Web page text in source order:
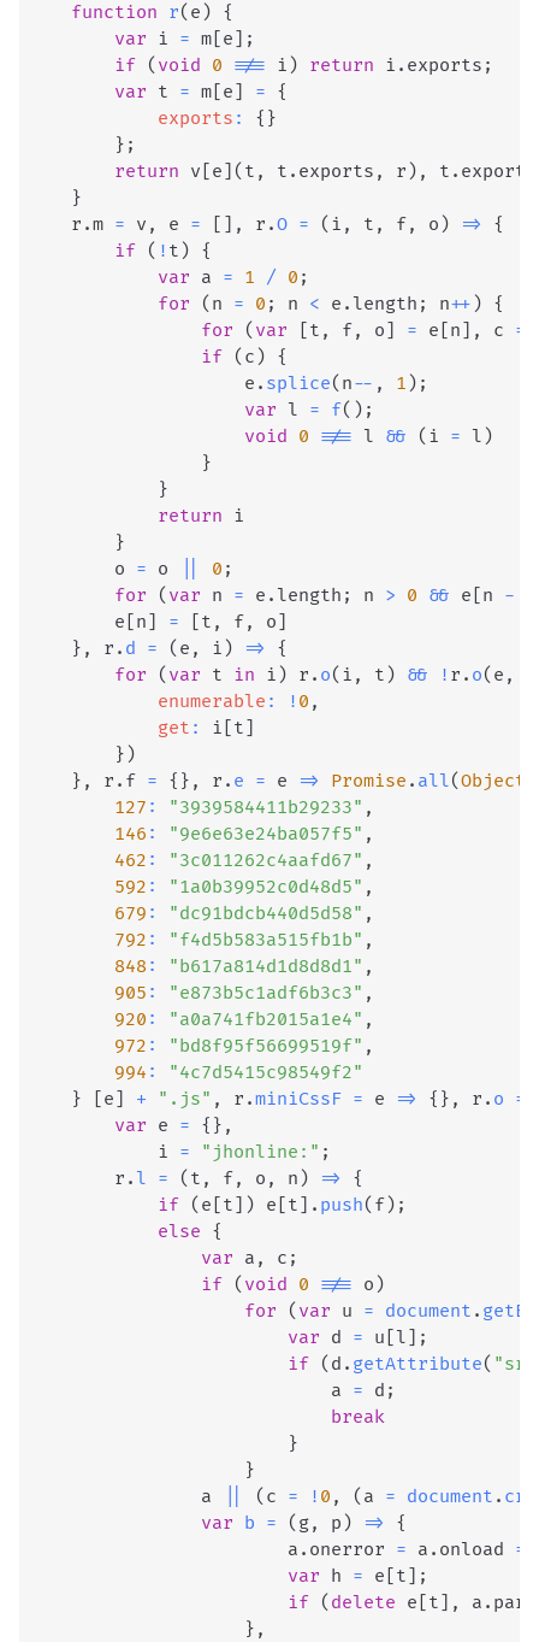
function r( e ) {
var i = m [e] ;
if ( void 0 !== i ) return i . exports ;
var t = m [e] = {
exports : { }
} ;
return v [e] ( t , t . exports , r ) , t . exports
}
    r
.m = v , e = [ ] , r .O = ( i , t , f, o ) =>
{
if ( ! t ) {
var a = 1 / 0 ;
for
( n = 0 ; n < e . length ; n++ ) {
for
( var [t , f, o] = e [n] , c =
if ( c ) {
                    e
. splice( n-- , 1 ) ;
var l = f( ) ;
void 0 !== l && ( i = l )
}
}
return i
}
        o
= o 0 ;
for
( var n = e . length ; n > 0 && e [n -
        e
[n] = [t , f, o]
} , r . d = ( e , i ) =>
{
for
( var t in i ) r . o( i , t ) && ! r . o( e ,
enumerable : ! 0 ,
get : i [t]
} )
} , r . f = { } , r . e = e => Promise . all(Object
127 : "3939584411b29233" ,
146 : "9e6e63e24ba057f5" ,
462 : "3c011262c4aafd67" ,
592 : "1a0b39952c0d48d5" ,
679 : "dc91bdcb440d5d58" ,
792 : "f4d5b583a515fb1b" ,
848 : "b617a814d1d8d8d1" ,
905 : "e873b5c1adf6b3c3" ,
920 : "a0a741fb2015a1e4" ,
972 : "bd8f95f56699519f" ,
994 :
"4c7d5415c98549f2"
}
[e] + ".js" , r .miniCssF = e => { } , r . o =
var e = { } ,
            i
= "jhonline:" ;
        r
. l = ( t , f, o , n ) =>
{
if ( e [t] ) e [t] . push( f) ;
else {
var a , c ;
if ( void 0 !== o )
for
( var u = document .
var d = u [l] ;
if ( d . getAttribute(
                            a
= d ;
break
}
}
                a
( c = ! 0 , ( a = document .
var b = ( g, p ) =>
{
                        a
. onerror = a . onload =
var h = e [t] ;
if ( delete e [t] , a .
} ,